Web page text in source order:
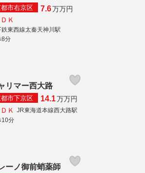
市右京区 7.6万万円
Ｋ
鉄東西線太秦天神川駅
8分
リマー西大路
市下京区 14.1万万円
Ｋ
JR東海道本線西大路駅
10分
ーノ御前蛸薬師